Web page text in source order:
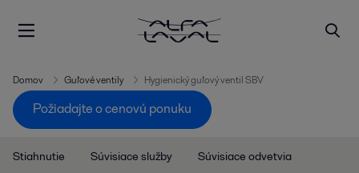
Domov Guľové ventily Hygienický guľový ventil SBV
Požiadajte o cenovú ponuku
Stiahnutie Súvisiace služby Súvisiace odvetvia